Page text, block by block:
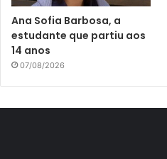
Ana Sofia Barbosa, a
estudante que partiu aos
14 anos
07/08/2026